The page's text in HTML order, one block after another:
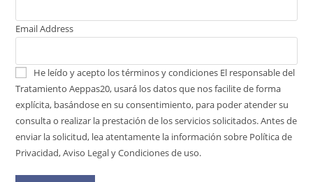
Email Address
He leído y acepto los términos y condiciones El responsable del
Tratamiento Aeppas20, usará los datos que nos facilite de forma
explícita, basándose en su consentimiento, para poder atender su
consulta o realizar la prestación de los servicios solicitados. Antes de
enviar la solicitud, lea atentamente la información sobre Política de
Privacidad, Aviso Legal y Condiciones de uso.